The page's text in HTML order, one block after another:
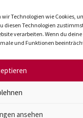
Technologien wie Cookies,
diesen Technologien
verarbeiten. Wenn du
und Funktionen
ansehen